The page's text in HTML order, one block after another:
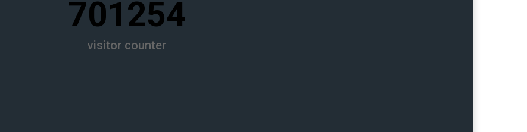
701254
visitor counter